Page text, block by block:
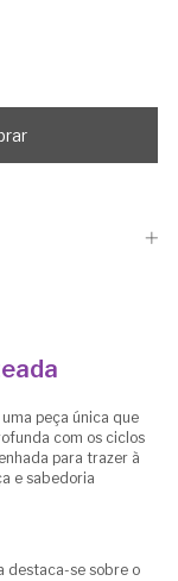
uma peça única que
com os ciclos
para trazer à
e sabedoria
destaca-se sobre o